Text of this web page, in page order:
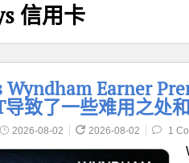
信用卡
Wyndham Earner
致了一些难用之处和
2026-08-02 2026-08-02 1